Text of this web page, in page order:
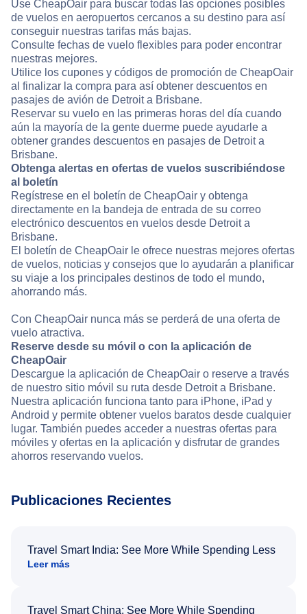
Use CheapOair para buscar todas las opciones posibles
de vuelos en aeropuertos cercanos a su destino para así
conseguir nuestras tarifas más bajas.
Consulte fechas de vuelo flexibles para poder encontrar
nuestras mejores.
Utilice los cupones y códigos de promoción de CheapOair
al finalizar la compra para así obtener descuentos en
pasajes de avión de Detroit a Brisbane.
Reservar su vuelo en las primeras horas del día cuando
aún la mayoría de la gente duerme puede ayudarle a
obtener grandes descuentos en pasajes de Detroit a
Brisbane.
Obtenga alertas en ofertas de vuelos suscribiéndose
al boletín
Regístrese en el boletín de CheapOair y obtenga
directamente en la bandeja de entrada de su correo
electrónico descuentos en vuelos desde Detroit a
Brisbane.
El boletín de CheapOair le ofrece nuestras mejores ofertas
de vuelos, noticias y consejos que lo ayudarán a planificar
su viaje a los principales destinos de todo el mundo,
ahorrando más.
Con CheapOair nunca más se perderá de una oferta de
vuelo atractiva.
Reserve desde su móvil o con la aplicación de
CheapOair
Descargue la aplicación de CheapOair o reserve a través
de nuestro sitio móvil su ruta desde Detroit a Brisbane.
Nuestra aplicación funciona tanto para iPhone, iPad y
Android y permite obtener vuelos baratos desde cualquier
lugar. También puedes acceder a nuestras ofertas para
móviles y ofertas en la aplicación y disfrutar de grandes
ahorros reservando vuelos.
Publicaciones Recientes
Travel Smart India: See More While Spending Less
Leer más
Travel Smart China: See More While Spending